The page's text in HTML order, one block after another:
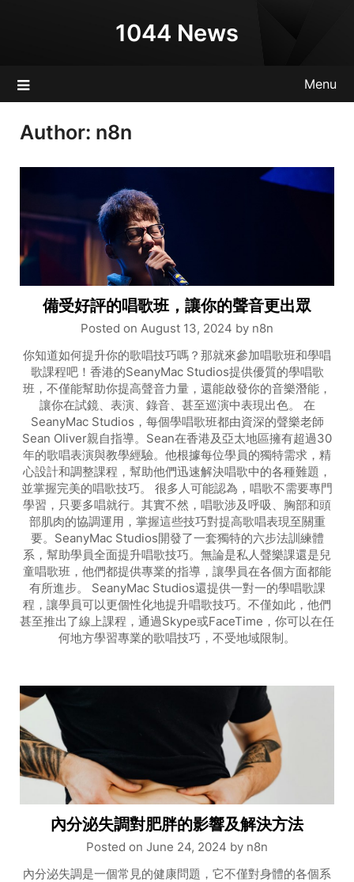
1044 News
Menu
Author: n8n
備受好評的唱歌班，讓你的聲音更出眾
Posted on August 13, 2024 by n8n
你知道如何提升你的歌唱技巧嗎？那就來參加唱歌班和學唱
歌課程吧！香港的SeanyMac Studios提供優質的學唱歌
班，不僅能幫助你提高聲音力量，還能啟發你的音樂潛能，
讓你在試鏡、表演、錄音、甚至巡演中表現出色。 在
SeanyMac Studios，每個學唱歌班都由資深的聲樂老師
Sean Oliver親自指導。Sean在香港及亞太地區擁有超過30
年的歌唱表演與教學經驗。他根據每位學員的獨特需求，精
心設計和調整課程，幫助他們迅速解決唱歌中的各種難題，
並掌握完美的唱歌技巧。 很多人可能認為，唱歌不需要專門
學習，只要多唱就行。其實不然，唱歌涉及呼吸、胸部和頭
部肌肉的協調運用，掌握這些技巧對提高歌唱表現至關重
要。SeanyMac Studios開發了一套獨特的六步法訓練體
系，幫助學員全面提升唱歌技巧。無論是私人聲樂課還是兒
童唱歌班，他們都提供專業的指導，讓學員在各個方面都能
有所進步。 SeanyMac Studios還提供一對一的學唱歌課
程，讓學員可以更個性化地提升唱歌技巧。不僅如此，他們
甚至推出了線上課程，通過Skype或FaceTime，你可以在任
何地方學習專業的歌唱技巧，不受地域限制。
內分泌失調對肥胖的影響及解決方法
Posted on June 24, 2024 by n8n
內分泌失調是一個常見的健康問題，它不僅對身體的各個系